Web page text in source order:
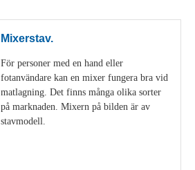
Mixerstav.
För personer med en hand eller
fotanvändare kan en mixer fungera bra vid
matlagning. Det finns många olika sorter
på marknaden. Mixern på bilden är av
stavmodell.